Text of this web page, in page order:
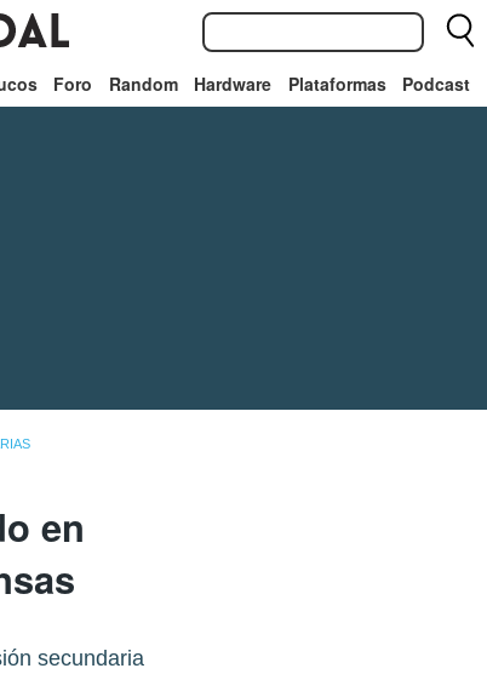
Foro Random Hardware Plataformas Podcast
en
secundaria